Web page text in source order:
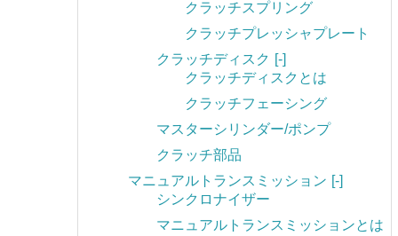
クラッチスプリング
クラッチプレッシャプレート
クラッチディスク [-]
クラッチディスクとは
クラッチフェーシング
マスターシリンダー/ポンプ
クラッチ部品
マニュアルトランスミッション [-]
シンクロナイザー
マニュアルトランスミッションとは